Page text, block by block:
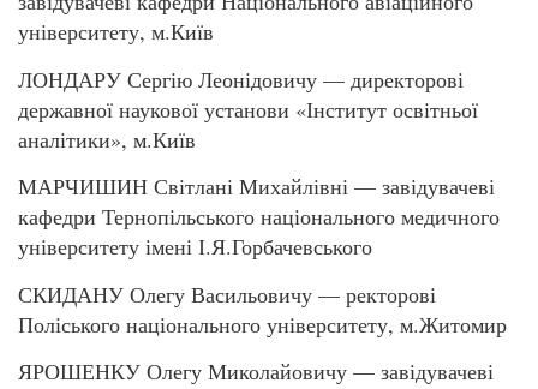
університету, м.Київ
ЛОНДАРУ Сергію Леонідовичу — директорові
державної наукової установи «Інститут освітньої
аналітики», м.Київ
МАРЧИШИН Світлані Михайлівні — завідувачеві
кафедри Тернопільського національного медичного
університету імені І.Я.Горбачевського
СКИДАНУ Олегу Васильовичу — ректорові
Поліського національного університету, м.Житомир
ЯРОШЕНКУ Олегу Миколайовичу — завідувачеві